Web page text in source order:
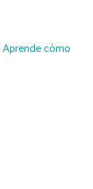
Aprende cómo